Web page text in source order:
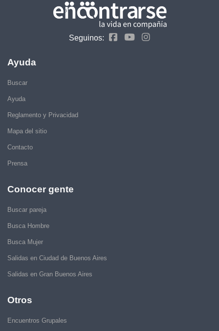
Seguinos:
Ayuda
Buscar
Ayuda
Reglamento y Privacidad
Mapa del sitio
Contacto
Prensa
Conocer gente
Buscar pareja
Busca Hombre
Busca Mujer
Salidas en Ciudad de Buenos Aires
Salidas en Gran Buenos Aires
Otros
Encuentros Grupales